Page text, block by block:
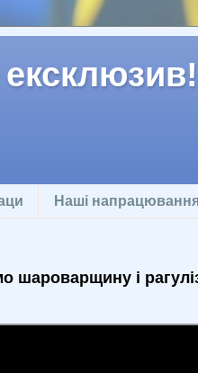
Наші
шароварщину і